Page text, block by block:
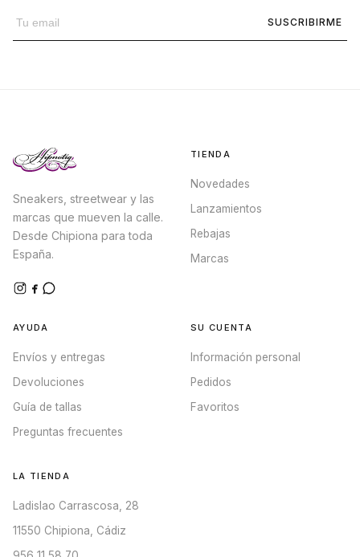
SUSCRIBIRME
Sneakers, streetwear y las
marcas que mueven la calle.
Desde Chipiona para toda
España.
TIENDA
Novedades
Lanzamientos
Rebajas
Marcas
AYUDA
Envíos y entregas
Devoluciones
Guía de tallas
Preguntas frecuentes
SU CUENTA
Información personal
Pedidos
Favoritos
LA TIENDA
Ladislao Carrascosa, 28
11550 Chipiona, Cádiz